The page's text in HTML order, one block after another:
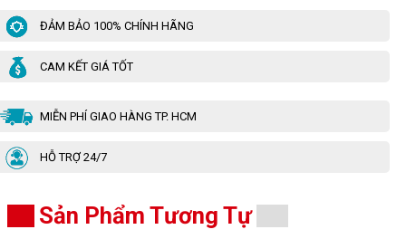
ĐẢM BẢO 100% CHÍNH HÃNG
CAM KẾT GIÁ TỐT
MIỄN PHÍ GIAO HÀNG TP. HCM
HỖ TRỢ 24/7
Sản Phẩm Tương Tự